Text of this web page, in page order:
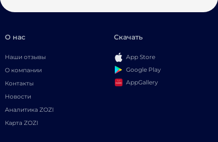
О нас
Наши отзывы
О компании
Контакты
Новости
Аналитика ZOZI
Карта ZOZI
Скачать
App Store
Google Play
AppGallery